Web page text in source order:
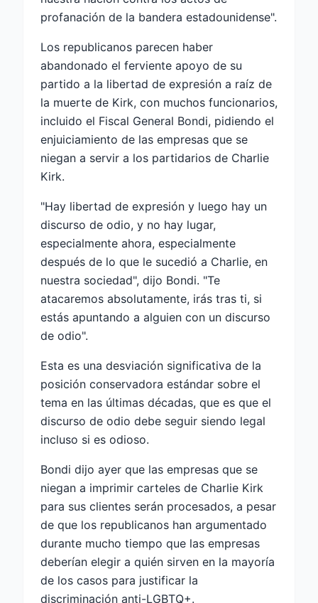
profanación de la bandera estadounidense".
Los republicanos parecen haber
abandonado el ferviente apoyo de su
partido a la libertad de expresión a raíz de
la muerte de Kirk, con muchos funcionarios,
incluido el Fiscal General Bondi, pidiendo el
enjuiciamiento de las empresas que se
niegan a servir a los partidarios de Charlie
Kirk.
"Hay libertad de expresión y luego hay un
discurso de odio, y no hay lugar,
especialmente ahora, especialmente
después de lo que le sucedió a Charlie, en
nuestra sociedad", dijo Bondi. "Te
atacaremos absolutamente, irás tras ti, si
estás apuntando a alguien con un discurso
de odio".
Esta es una desviación significativa de la
posición conservadora estándar sobre el
tema en las últimas décadas, que es que el
discurso de odio debe seguir siendo legal
incluso si es odioso.
Bondi dijo ayer que las empresas que se
niegan a imprimir carteles de Charlie Kirk
para sus clientes serán procesados, a pesar
de que los republicanos han argumentado
durante mucho tiempo que las empresas
deberían elegir a quién sirven en la mayoría
de los casos para justificar la
discriminación anti-LGBTQ+.